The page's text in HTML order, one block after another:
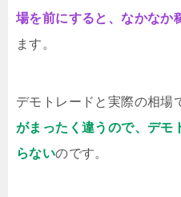
場を前にすると、なかなか
ます。
デモトレードと実際の相場
がまったく違うので、デモ
らないのです。